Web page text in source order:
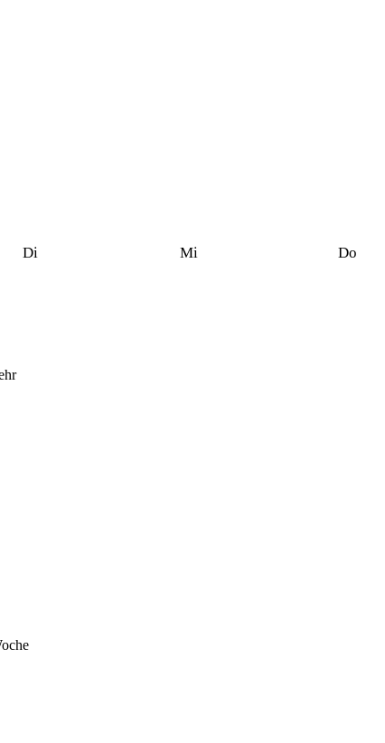
Di Mi Do